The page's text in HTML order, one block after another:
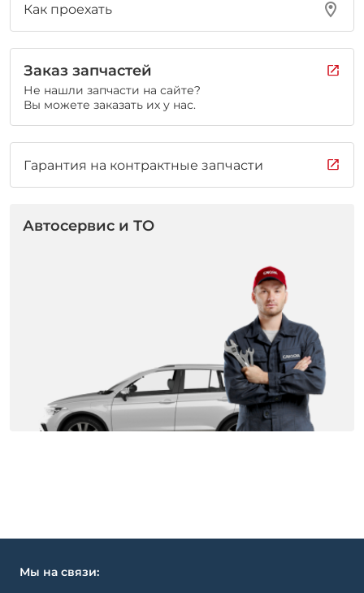
Как проехать
Заказ запчастей
Не нашли запчасти на сайте?
Вы можете заказать их у нас.
Гарантия на контрактные запчасти
Автосервис и ТО
Мы на связи: